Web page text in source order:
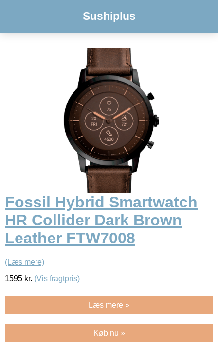
Sushiplus
Fossil Hybrid Smartwatch
HR Collider Dark Brown
Leather FTW7008
(Læs mere)
1595 kr. (Vis fragtpris)
Læs mere »
Køb nu »